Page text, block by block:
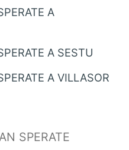
A
A SESTU
A VILLASOR
SPERATE